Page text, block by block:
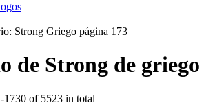
Strong Griego página 173
de Strong de griego
of 5523 in total